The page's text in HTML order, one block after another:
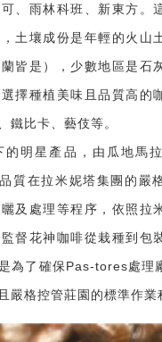
、雨林科班、新東方。
土壤成份是年輕的火山
皆是），少數地區是石
擇種植美味且品質高的
鐵比卡、藝伎等。
的明星產品，由瓜地馬
質在拉米妮塔集團的嚴
及處理等程序，依照拉
督花神咖啡從栽種到包
為了確保Pas-tores處理
嚴格控管莊園的標準作業